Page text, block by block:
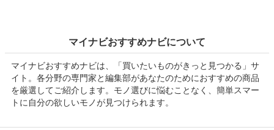
マイナビおすすめナビについて
マイナビおすすめナビは、「買いたいものがきっと見つかる」サ
イト。各分野の専門家と編集部があなたのためにおすすめの商品
を厳選してご紹介します。モノ選びに悩むことなく、簡単スマー
トに自分の欲しいモノが見つけられます。